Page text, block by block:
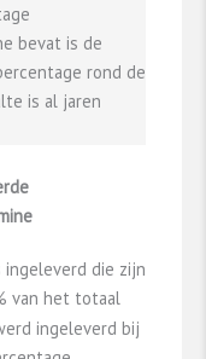
bevat is de
rond de
is al jaren
die zijn
van het totaal
ingeleverd bij